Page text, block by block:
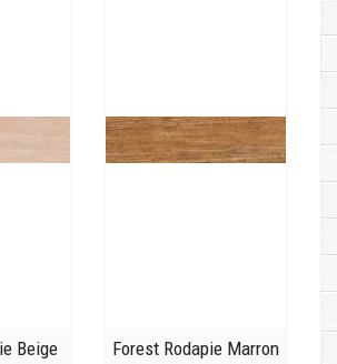
Beige Forest Rodapie Marron